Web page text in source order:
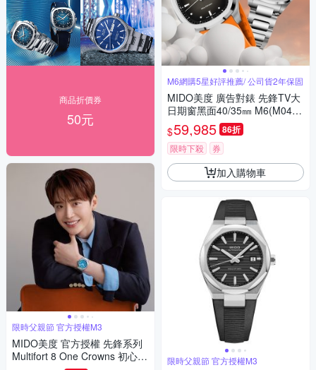
商品折價券
50元
限時父親節 官方授權M3
MIDO美度 官方授權 先鋒系列
Multifort 8 One Crowns 初心不
M6網購5星好評推薦/ 公司貨2年保固
MIDO美度 廣告對錶 先鋒TV大
日期窗黑面40/35㎜ M6(M0495
261708100/M049307110810
0)
$59,985 86折
限時下殺 券
加入購物車
限時父親節 官方授權M3